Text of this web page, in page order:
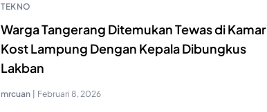
TEKNO
Warga Tangerang Ditemukan Tewas di Kamar
Kost Lampung Dengan Kepala Dibungkus
Lakban
mrcuan | Februari 8, 2026